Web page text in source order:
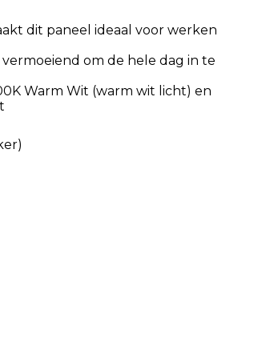
dit paneel ideaal voor werken
om de hele dag in te
Warm Wit (warm wit licht) en